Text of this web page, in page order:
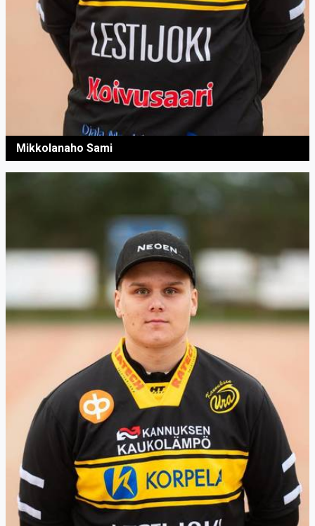
Mikkolanaho Sami